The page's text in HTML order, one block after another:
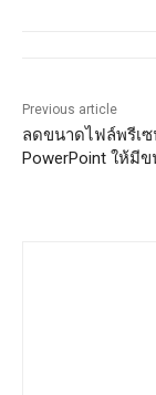
Previous article
ลดขนาดไฟล์พรีเ
PowerPoint ให้มี